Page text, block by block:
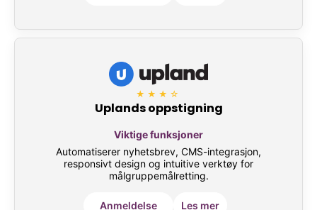
★★★☆
Uplands oppstigning
Viktige funksjoner
Automatiserer nyhetsbrev, CMS-integrasjon,
responsivt design og intuitive verktøy for
målgruppemålretting.
Anmeldelse Les mer